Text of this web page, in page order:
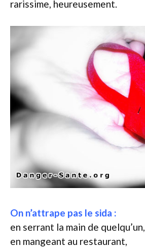
rarissime, heureusement.
On n’attrape pas le sida :
en serrant la main de quelqu’un,
en mangeant au restaurant,